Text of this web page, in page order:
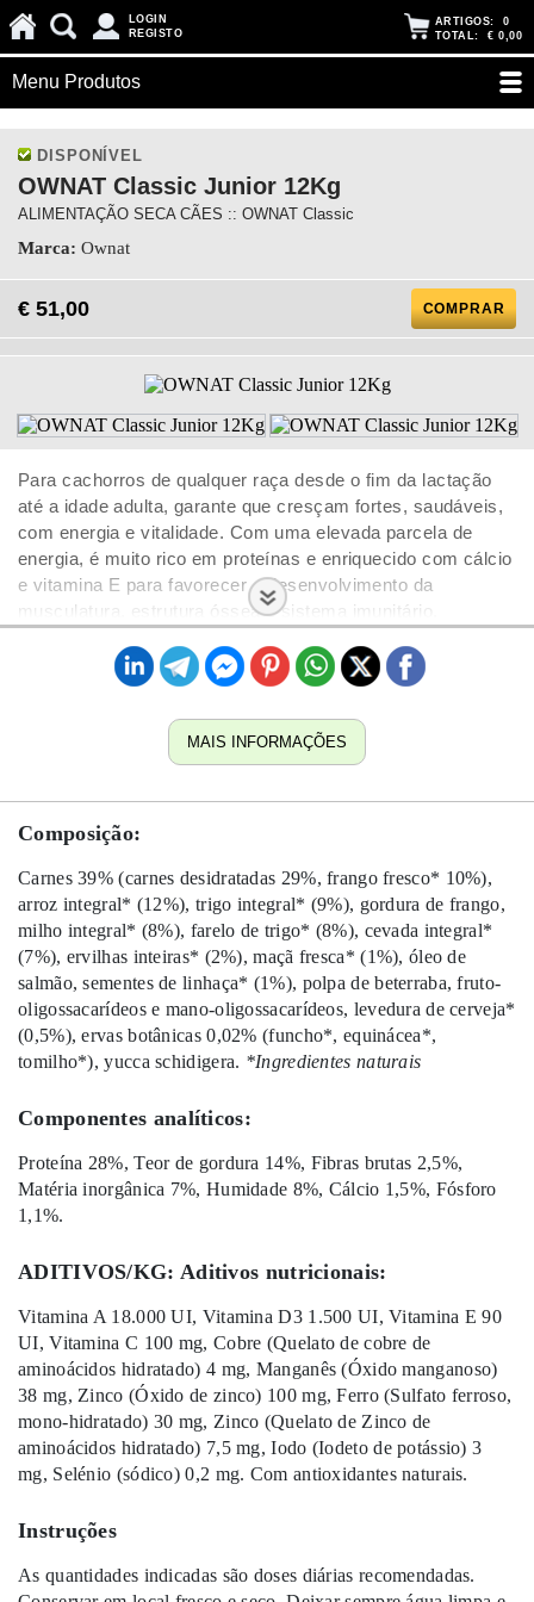
LOGIN
REGISTO
ARTIGOS: 0
TOTAL: € 0,00
Menu Produtos
DISPONÍVEL
OWNAT Classic Junior 12Kg
ALIMENTAÇÃO SECA CÃES :: OWNAT Classic
Marca: Ownat
€ 51,00 COMPRAR
Para cachorros de qualquer raça desde o fim da lactação
até a idade adulta, garante que cresçam fortes, saudáveis,
com energia e vitalidade. Com uma elevada parcela de
energia, é muito rico em proteínas e enriquecido com cálcio
e vitamina E para favorecer o desenvolvimento da
musculatura, estrutura óssea e sistema imunitário.
MAIS INFORMAÇÕES
Composição:
Carnes 39% (carnes desidratadas 29%, frango fresco* 10%),
arroz integral* (12%), trigo integral* (9%), gordura de frango,
milho integral* (8%), farelo de trigo* (8%), cevada integral*
(7%), ervilhas inteiras* (2%), maçã fresca* (1%), óleo de
salmão, sementes de linhaça* (1%), polpa de beterraba, fruto-
oligossacarídeos e mano-oligossacarídeos, levedura de cerveja*
(0,5%), ervas botânicas 0,02% (funcho*, equinácea*,
tomilho*), yucca schidigera. *Ingredientes naturais
Componentes analíticos:
Proteína 28%, Teor de gordura 14%, Fibras brutas 2,5%,
Matéria inorgânica 7%, Humidade 8%, Cálcio 1,5%, Fósforo
1,1%.
ADITIVOS/KG: Aditivos nutricionais:
Vitamina A 18.000 UI, Vitamina D3 1.500 UI, Vitamina E 90
UI, Vitamina C 100 mg, Cobre (Quelato de cobre de
aminoácidos hidratado) 4 mg, Manganês (Óxido manganoso)
38 mg, Zinco (Óxido de zinco) 100 mg, Ferro (Sulfato ferroso,
mono-hidratado) 30 mg, Zinco (Quelato de Zinco de
aminoácidos hidratado) 7,5 mg, Iodo (Iodeto de potássio) 3
mg, Selénio (sódico) 0,2 mg. Com antioxidantes naturais.
Instruções
As quantidades indicadas são doses diárias recomendadas.